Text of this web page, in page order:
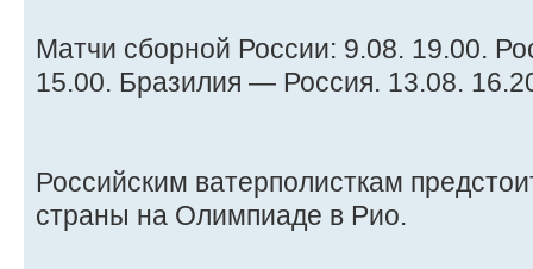
Матчи сборной России: 9.08. 19.00.
15.00. Бразилия — Россия. 13.08.
Российским ватерполисткам
страны на Олимпиаде в Рио.